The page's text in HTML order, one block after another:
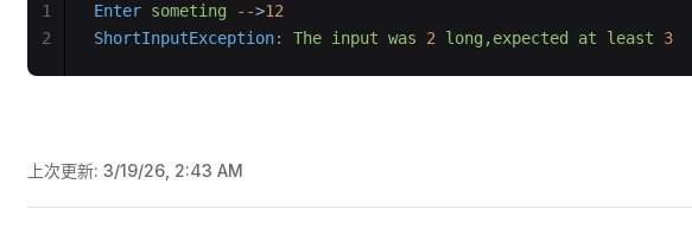
Enter someting -->12
ShortInputException:
The input was 2 long,expected at least 3
1
2
上次更新: 3/19/26, 2:43 AM